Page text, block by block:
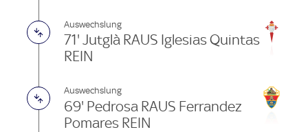
Auswechslung
71' Jutglà RAUS Iglesias Quintas
REIN
Auswechslung
69' Pedrosa RAUS Ferrandez
Pomares REIN